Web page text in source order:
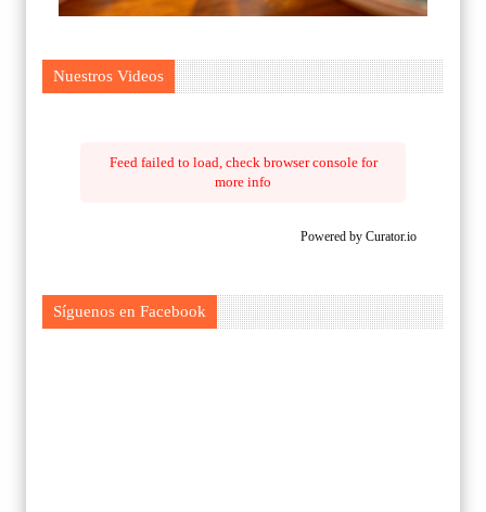
Nuestros Videos
Feed failed to load, check browser console for
more info
Powered by Curator.io
Síguenos en Facebook